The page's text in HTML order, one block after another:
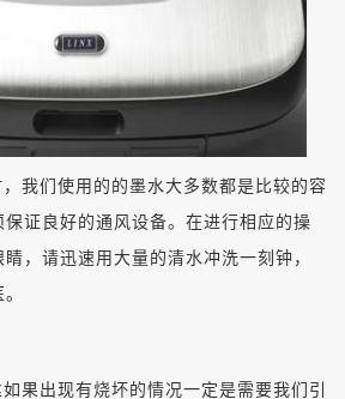
们使用的的墨水大多数都是比较的容
证良好的通风设备。在进行相应的操
，请迅速用大量的清水冲洗一刻钟，
出现有烧坏的情况一定是需要我们引